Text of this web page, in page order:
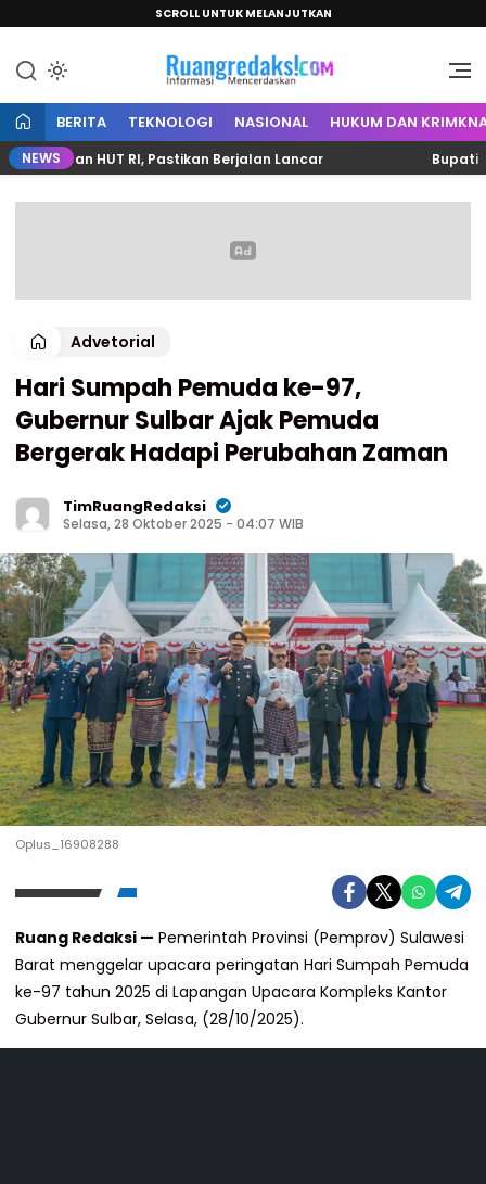
SCROLL UNTUK MELANJUTKAN
Ruang Redaksi
Informasi Mencerdaskan
BERITA TEKNOLOGI NASIONAL HUKUM DAN
NEWSHUT RI, Pastikan Berjalan Lancar Bupati
Advetorial
Hari Sumpah Pemuda ke-97,
Gubernur Sulbar Ajak Pemuda
Bergerak Hadapi Perubahan Zaman
TimRuangRedaksi
Selasa, 28 Oktober 2025 - 04:07 WIB
Oplus_16908288
Ruang Redaksi — Pemerintah Provinsi (Pemprov) Sulawesi
Barat menggelar upacara peringatan Hari Sumpah Pemuda
ke-97 tahun 2025 di Lapangan Upacara Kompleks Kantor
Gubernur Sulbar, Selasa, (28/10/2025).